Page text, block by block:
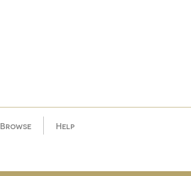
Browse Help